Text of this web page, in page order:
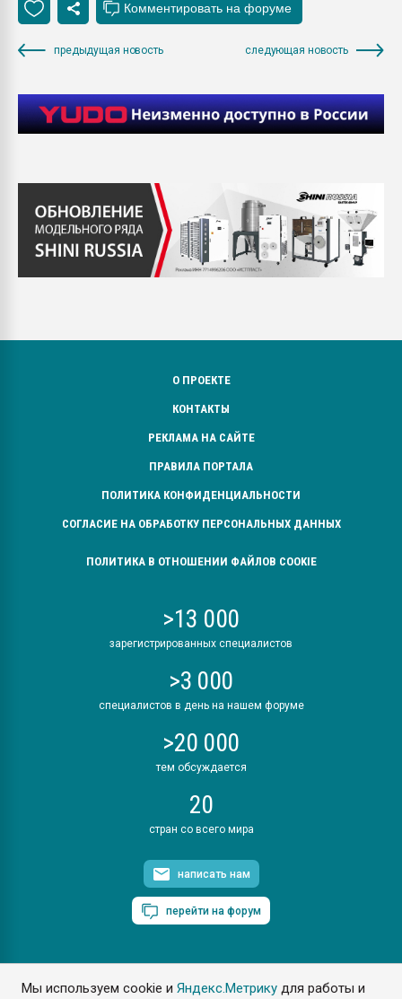
Мы используем cookie иЯндекс.Метрику для работы и
предыдущая новость следующая новость
О ПРОЕКТЕ
КОНТАКТЫ
РЕКЛАМА НА САЙТЕ
ПРАВИЛА ПОРТАЛА
ПОЛИТИКА КОНФИДЕНЦИАЛЬНОСТИ
СОГЛАСИЕ НА ОБРАБОТКУ ПЕРСОНАЛЬНЫХ ДАННЫХ
ПОЛИТИКА В ОТНОШЕНИИ ФАЙЛОВ COOKIE
>13 000
зарегистрированных специалистов
>3 000
специалистов в день на нашем форуме
>20 000
тем обсуждается
20
стран со всего мира
написать нам
перейти на форум
ПластЭксперт © 2006. Все права защищены